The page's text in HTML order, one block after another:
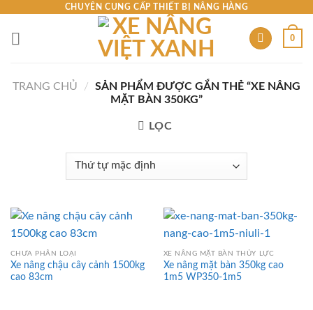
content
CHUYÊN CUNG CẤP THIẾT BỊ NÂNG HÀNG
0
TRANG CHỦ /
SẢN PHẨM ĐƯỢC GẮN THẺ “XE NÂNG
MẶT BÀN 350KG”
LỌC
CHƯA PHÂN LOẠI
Xe nâng chậu cây cảnh 1500kg
cao 83cm
XE NÂNG MẶT BÀN THỦY LỰC
Xe nâng mặt bàn 350kg cao
1m5 WP350-1m5